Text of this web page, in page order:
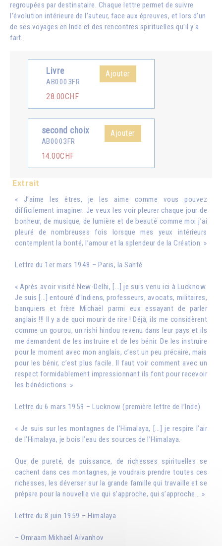
regroupées par destinataire. Chaque lettre permet de suivre
l’évolution intérieure de l’auteur, face aux épreuves, et lors d’un
de ses voyages en Inde et des rencontres spirituelles qu’il y a
fait.
Livre
AB0003FR
28.00CHF
Ajouter
second choix
AB0003FR
14.00CHF
Ajouter
Extrait
« J’aime les êtres, je les aime comme vous pouvez
difficilement imaginer. Je veux les voir pleurer chaque jour de
bonheur, de musique, de lumière et de beauté comme moi j’ai
pleuré de nombreuses fois lorsque mes yeux intérieurs
contemplent la bonté, l’amour et la splendeur de la Création. »
Lettre du 1er mars 1948 – Paris, la Santé
« Après avoir visité New-Delhi, […] je suis venu ici à Lucknow.
Je suis […] entouré d’Indiens, professeurs, avocats, militaires,
banquiers et frère Michaël parmi eux essayant de parler
anglais !!! Il y a de quoi mourir de rire ! Déjà, ils me considèrent
comme un gourou, un rishi hindou revenu dans leur pays et ils
me demandent de les instruire et de les bénir. De les instruire
pour le moment avec mon anglais, c’est un peu précaire, mais
pour les bénir, c’est plus facile. Il faut voir comment avec un
respect formidablement impressionnant ils font pour recevoir
les bénédictions. »
Lettre du 6 mars 1959 – Lucknow (première lettre de l’Inde)
« Je suis sur les montagnes de l’Himalaya, […] je respire l’air
de l’Himalaya, je bois l’eau des sources de l’Himalaya.
Que de pureté, de puissance, de richesses spirituelles se
cachent dans ces montagnes, je voudrais prendre toutes ces
richesses, les déverser sur la grande famille qui travaille et se
prépare pour la nouvelle vie qui s’approche, qui s’approche… »
Lettre du 8 juin 1959 – Himalaya
– Omraam Mikhaël Aïvanhov